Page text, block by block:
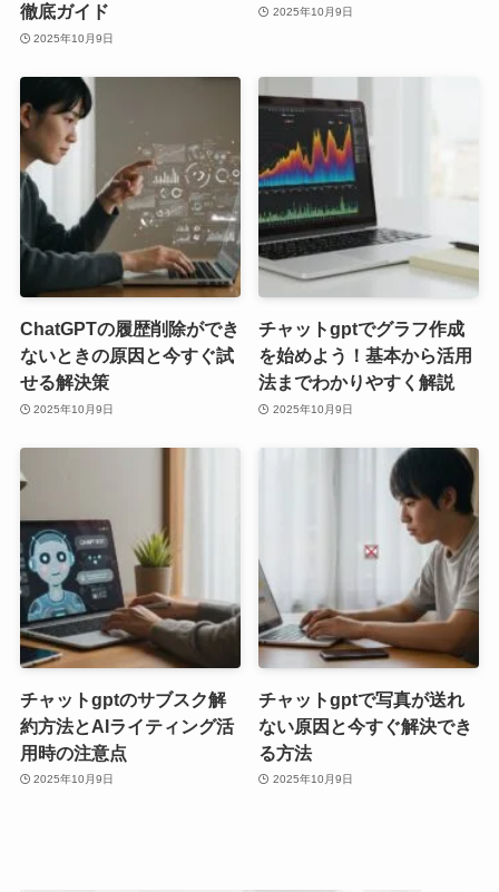
徹底ガイド
2025年10月9日
2025年10月9日
ChatGPTの履歴削除ができ
ないときの原因と今すぐ試
せる解決策
2025年10月9日
チャットgptでグラフ作成
を始めよう！基本から活用
法までわかりやすく解説
2025年10月9日
チャットgptのサブスク解
約方法とAIライティング活
用時の注意点
2025年10月9日
チャットgptで写真が送れ
ない原因と今すぐ解決でき
る方法
2025年10月9日